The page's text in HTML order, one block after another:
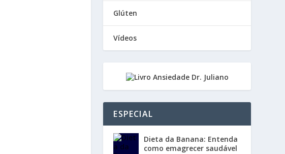
Glúten
Vídeos
ESPECIAL
Dieta da Banana: Entenda
como emagrecer saudável